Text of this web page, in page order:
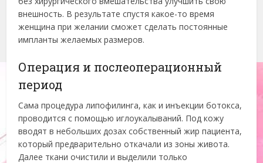
внешность. В результате спустя какое-то время
женщина при желании сможет сделать постоянные
импланты желаемых размеров.
Операция и послеоперационный
период
Сама процедура липофилинга, как и инъекции ботокса,
проводится с помощью иглоукалываний. Под кожу
вводят в небольших дозах собственный жир пациента,
который предварительно откачали из зоны живота.
Далее ткани очистили и выделили только